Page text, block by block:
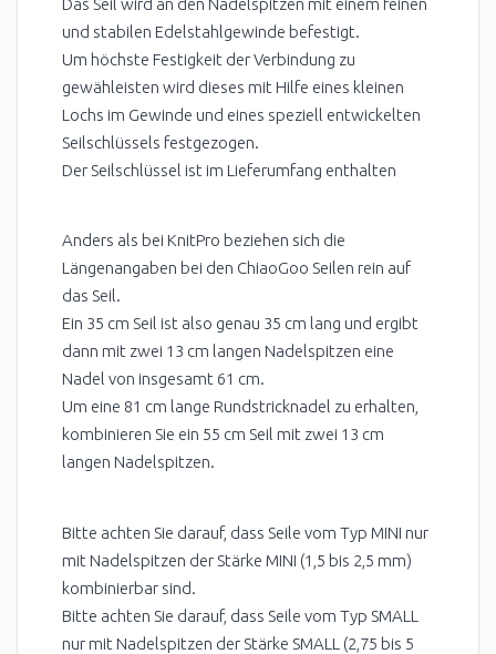
und stabilen Edelstahlgewinde befestigt.
Um höchste Festigkeit der Verbindung zu
gewähleisten wird dieses mit Hilfe eines kleinen
Lochs im Gewinde und eines speziell entwickelten
Seilschlüssels festgezogen.
Der Seilschlüssel ist im Lieferumfang enthalten
Anders als bei KnitPro beziehen sich die
Längenangaben bei den ChiaoGoo Seilen rein auf
das Seil.
Ein 35 cm Seil ist also genau 35 cm lang und ergibt
dann mit zwei 13 cm langen Nadelspitzen eine
Nadel von insgesamt 61 cm.
Um eine 81 cm lange Rundstricknadel zu erhalten,
kombinieren Sie ein 55 cm Seil mit zwei 13 cm
langen Nadelspitzen.
Bitte achten Sie darauf, dass Seile vom Typ MINI nur
mit Nadelspitzen der Stärke MINI (1,5 bis 2,5 mm)
kombinierbar sind.
Bitte achten Sie darauf, dass Seile vom Typ SMALL
nur mit Nadelspitzen der Stärke SMALL (2,75 bis 5